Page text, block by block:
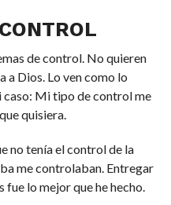
de control. No quieren
a Dios. Lo ven como lo
caso: Mi tipo de control me
quisiera.
no tenía el control de la
me controlaban. Entregar
lo mejor que he hecho.